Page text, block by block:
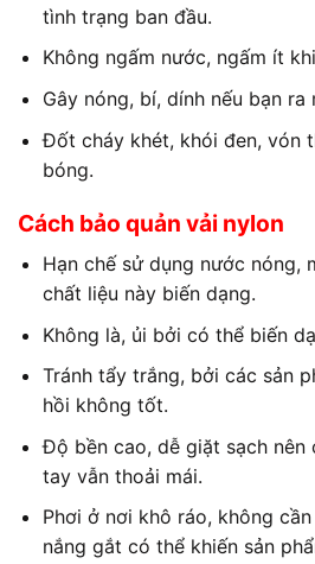
tình trạng ban đầu.
Không ngấm nước, ngấm ít
Gây nóng, bí, dính nếu bạn ra
Đốt cháy khét, khói đen, vón
bóng.
Cách bảo quản vải nylon
Hạn chế sử dụng nước nóng,
chất liệu này biến dạng.
Không là, ủi bởi có thể biến
Tránh tẩy trắng, bởi các sản
hồi không tốt.
Độ bền cao, dễ giặt sạch nên
tay vẫn thoải mái.
Phơi ở nơi khô ráo, không
nắng gắt có thể khiến sản